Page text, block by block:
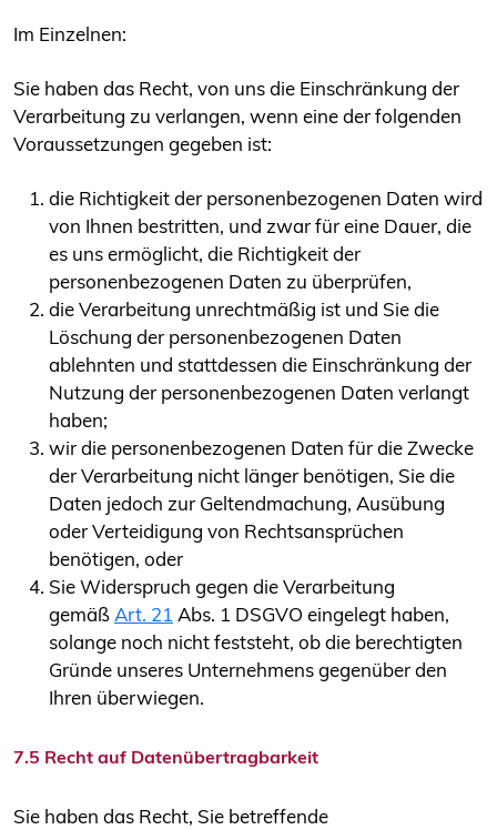
Im Einzelnen:
Sie haben das Recht, von uns die Einschränkung der
Verarbeitung zu verlangen, wenn eine der folgenden
Voraussetzungen gegeben ist:
die Richtigkeit der personenbezogenen Daten wird
von Ihnen bestritten, und zwar für eine Dauer, die
es uns ermöglicht, die Richtigkeit der
personenbezogenen Daten zu überprüfen,
die Verarbeitung unrechtmäßig ist und Sie die
Löschung der personenbezogenen Daten
ablehnten und stattdessen die Einschränkung der
Nutzung der personenbezogenen Daten verlangt
haben;
wir die personenbezogenen Daten für die Zwecke
der Verarbeitung nicht länger benötigen, Sie die
Daten jedoch zur Geltendmachung, Ausübung
oder Verteidigung von Rechtsansprüchen
benötigen, oder
Sie Widerspruch gegen die Verarbeitung
gemäßArt. 21 Abs. 1 DSGVO eingelegt haben,
solange noch nicht feststeht, ob die berechtigten
Gründe unseres Unternehmens gegenüber den
Ihren überwiegen.
7.5 Recht auf Datenübertragbarkeit
Sie haben das Recht, Sie betreffende